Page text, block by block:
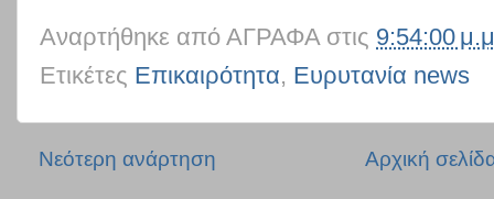
Αναρτήθηκε από ΑΓΡΑΦΑ στις 9:54:00
Ετικέτες Επικαιρότητα, Ευρυτανία news
Νεότερη ανάρτηση Αρχική